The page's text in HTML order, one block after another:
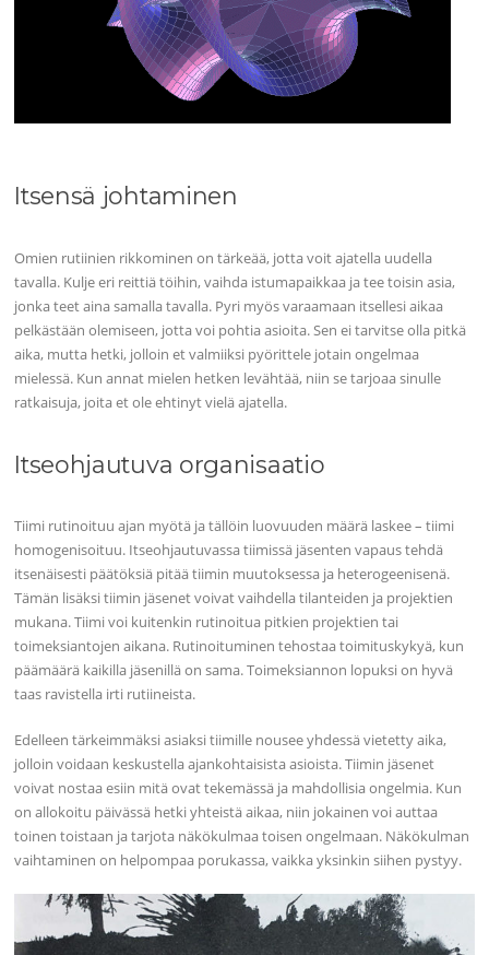
Itsensä johtaminen
Omien rutiinien rikkominen on tärkeää, jotta voit ajatella uudella
tavalla. Kulje eri reittiä töihin, vaihda istumapaikkaa ja tee toisin asia,
jonka teet aina samalla tavalla. Pyri myös varaamaan itsellesi aikaa
pelkästään olemiseen, jotta voi pohtia asioita. Sen ei tarvitse olla pitkä
aika, mutta hetki, jolloin et valmiiksi pyörittele jotain ongelmaa
mielessä. Kun annat mielen hetken levähtää, niin se tarjoaa sinulle
ratkaisuja, joita et ole ehtinyt vielä ajatella.
Itseohjautuva organisaatio
Tiimi rutinoituu ajan myötä ja tällöin luovuuden määrä laskee – tiimi
homogenisoituu. Itseohjautuvassa tiimissä jäsenten vapaus tehdä
itsenäisesti päätöksiä pitää tiimin muutoksessa ja heterogeenisenä.
Tämän lisäksi tiimin jäsenet voivat vaihdella tilanteiden ja projektien
mukana. Tiimi voi kuitenkin rutinoitua pitkien projektien tai
toimeksiantojen aikana. Rutinoituminen tehostaa toimituskykyä, kun
päämäärä kaikilla jäsenillä on sama. Toimeksiannon lopuksi on hyvä
taas ravistella irti rutiineista.
Edelleen tärkeimmäksi asiaksi tiimille nousee yhdessä vietetty aika,
jolloin voidaan keskustella ajankohtaisista asioista. Tiimin jäsenet
voivat nostaa esiin mitä ovat tekemässä ja mahdollisia ongelmia. Kun
on allokoitu päivässä hetki yhteistä aikaa, niin jokainen voi auttaa
toinen toistaan ja tarjota näkökulmaa toisen ongelmaan. Näkökulman
vaihtaminen on helpompaa porukassa, vaikka yksinkin siihen pystyy.